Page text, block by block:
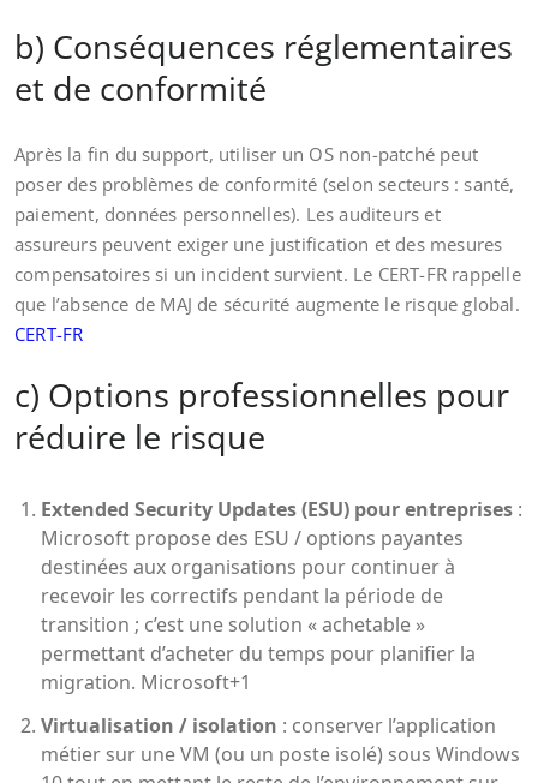
b) Conséquences réglementaires
et de conformité
Après la fin du support, utiliser un OS non-patché peut
poser des problèmes de conformité (selon secteurs : santé,
paiement, données personnelles). Les auditeurs et
assureurs peuvent exiger une justification et des mesures
compensatoires si un incident survient. Le CERT-FR rappelle
que l’absence de MAJ de sécurité augmente le risque global.
CERT-FR
c) Options professionnelles pour
réduire le risque
Extended Security Updates (ESU) pour entreprises :
Microsoft propose des ESU / options payantes
destinées aux organisations pour continuer à
recevoir les correctifs pendant la période de
transition ; c’est une solution « achetable »
permettant d’acheter du temps pour planifier la
migration. Microsoft+1
Virtualisation / isolation : conserver l’application
métier sur une VM (ou un poste isolé) sous Windows